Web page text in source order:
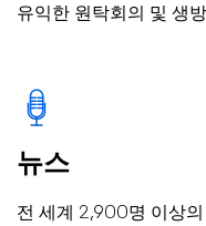
유익한 원탁회의 및 생
뉴스
전 세계 2,900명 이상